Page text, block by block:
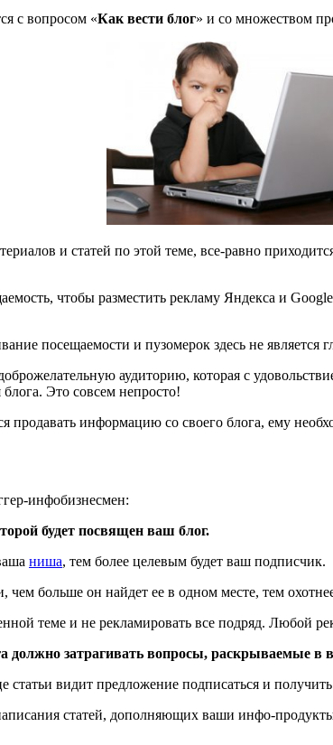
с вопросом «Как вести блог» и со множеством
и статей по этой теме, все-равно
чтобы разместить рекламу Яндекса и
посещаемости и пузомерок здесь не является
аудиторию, которая с
Это совсем непросто!
продавать информацию со своего блога, ему
инфобизнесмен:
будет посвящен ваш блог.
ниша, тем более целевым будет ваш подписчик.
больше он найдет ее в одном месте, тем
теме и не рекламировать все подряд. Любой
должно затрагивать вопросы, раскрываемые
видит предложение подписаться и
статей, дополняющих ваши инфо-